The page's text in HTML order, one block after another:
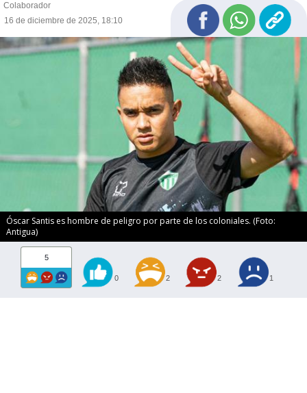
Colaborador
16 de diciembre de 2025, 18:10
Óscar Santis es hombre de peligro por parte de los coloniales. (Foto:
Antigua)
5
0 2 2 1